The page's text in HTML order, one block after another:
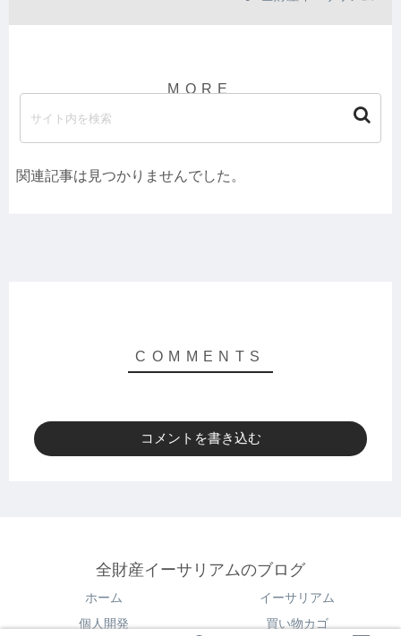
関連記事は見つかりませんでした。
コメントを書き込む
全財産イーサリアムのブログ
ホーム
イーサリアム
個人開発
買い物カゴ